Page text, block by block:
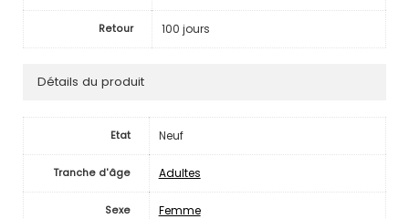
Retour 100 jours
Détails du produit
Etat Neuf
Tranche d'âge Adultes
Sexe Femme